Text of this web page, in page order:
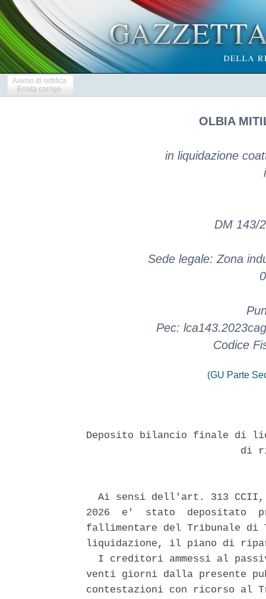
Avviso di rettifica
Errata corrige
OLBIA
in liquidazione
DM 143/
Sede legale: Zona
Pec:
Codice
(GU Parte
Deposito bilancio finale di
di
Ai sensi dell'art. 313
2026  e'  stato  depositato
fallimentare del Tribunale di
liquidazione, il piano di
I creditori ammessi al
venti giorni dalla presente
contestazioni con ricorso al